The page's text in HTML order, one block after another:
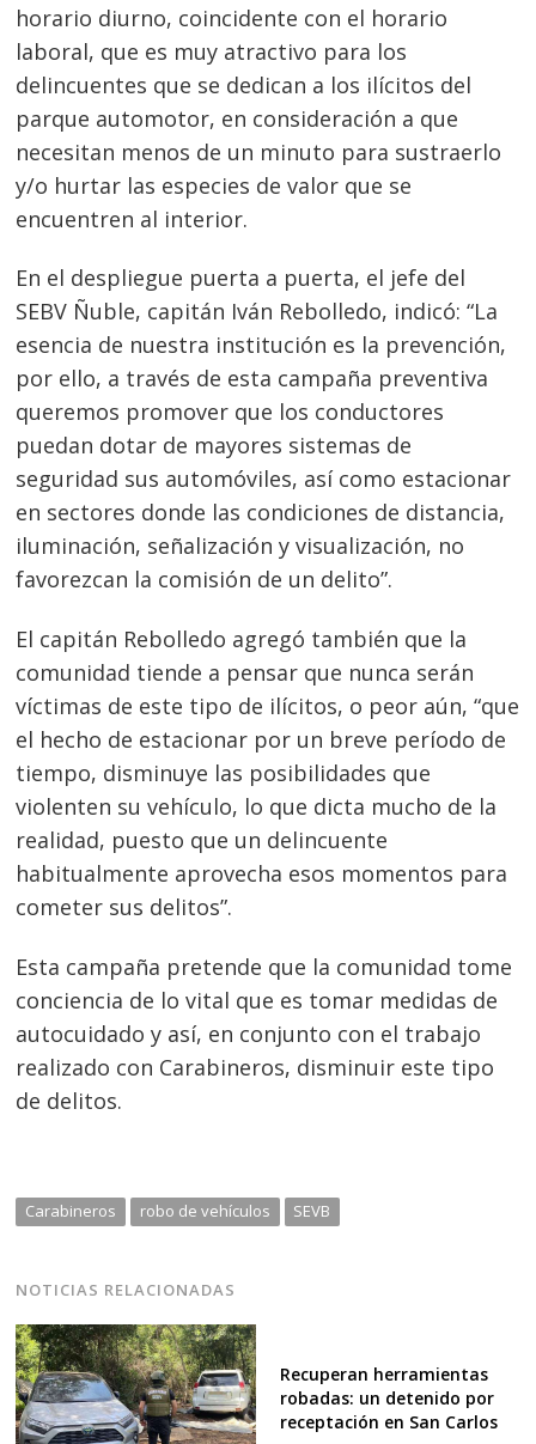
horario diurno, coincidente con el horario
laboral, que es muy atractivo para los
delincuentes que se dedican a los ilícitos del
parque automotor, en consideración a que
necesitan menos de un minuto para sustraerlo
y/o hurtar las especies de valor que se
encuentren al interior.
En el despliegue puerta a puerta, el jefe del
SEBV Ñuble, capitán Iván Rebolledo, indicó: “La
esencia de nuestra institución es la prevención,
por ello, a través de esta campaña preventiva
queremos promover que los conductores
puedan dotar de mayores sistemas de
seguridad sus automóviles, así como estacionar
en sectores donde las condiciones de distancia,
iluminación, señalización y visualización, no
favorezcan la comisión de un delito”.
El capitán Rebolledo agregó también que la
comunidad tiende a pensar que nunca serán
víctimas de este tipo de ilícitos, o peor aún, “que
el hecho de estacionar por un breve período de
tiempo, disminuye las posibilidades que
violenten su vehículo, lo que dicta mucho de la
realidad, puesto que un delincuente
habitualmente aprovecha esos momentos para
cometer sus delitos”.
Esta campaña pretende que la comunidad tome
conciencia de lo vital que es tomar medidas de
autocuidado y así, en conjunto con el trabajo
realizado con Carabineros, disminuir este tipo
de delitos.
Carabineros robo de vehículos SEVB
NOTICIAS RELACIONADAS
Recuperan herramientas
robadas: un detenido por
receptación en San Carlos
Navegación
de
entradas